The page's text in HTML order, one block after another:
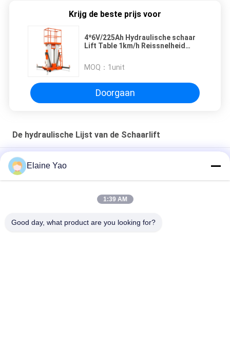
Krijg de beste prijs voor
4*6V/225Ah Hydraulische schaar
Lift Table 1km/h Reissnelheid
MOQ： 1unit
Doorgaan
De hydraulische Lijst van de Schaarlift
5.8m 8m 10m Hydraulisch Liftplatform Aluminium Frame
Luchtwerkplatform
Werkplatform met dubbele masten 8 meter verticale lift
luchtwerkplatform met dubbele mast Verticale lifttafel
Elaine Yao
1:39 AM
Good day, what product are you looking for?